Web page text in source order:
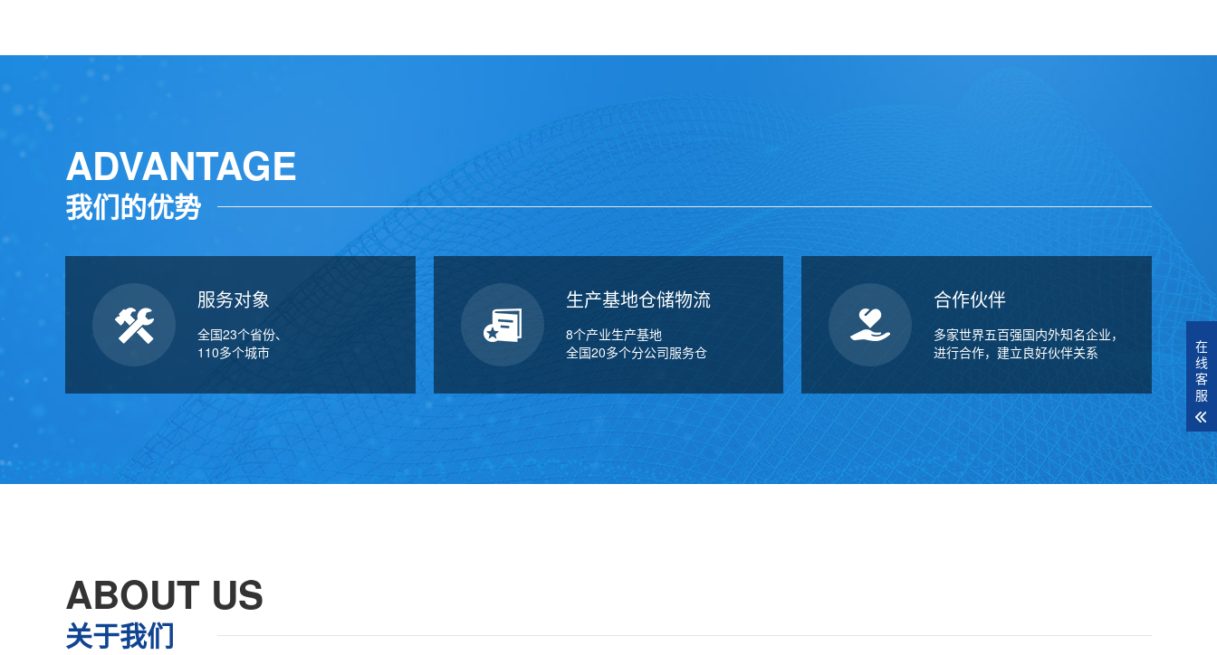
ADVANTAGE
我们的优势
服务对象
全国23个省份、
110多个城市
生产基地仓储物流
8个产业生产基地
全国20多个分公司服务仓
合作伙伴
多家世界五百强国内外知名企业，
进行合作，建立良好伙伴关系
ABOUT US
关于我们
在
线
客
服
千
品